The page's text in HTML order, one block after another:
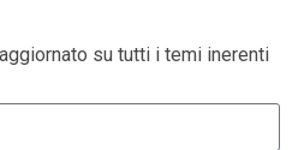
su tutti i temi inerenti